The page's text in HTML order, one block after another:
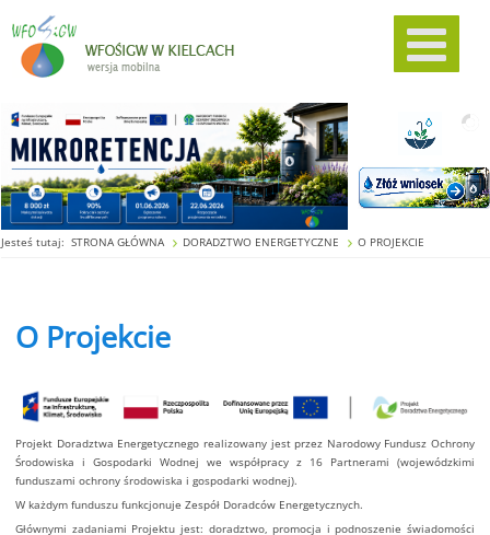
Jesteś tutaj: STRONA GŁÓWNA DORADZTWO ENERGETYCZNE O PROJEKCIE
O Projekcie
Projekt Doradztwa Energetycznego realizowany jest przez Narodowy Fundusz Ochrony
Środowiska i Gospodarki Wodnej we współpracy z 16 Partnerami (wojewódzkimi
funduszami ochrony środowiska i gospodarki wodnej).
W każdym funduszu funkcjonuje Zespół Doradców Energetycznych.
Głównymi zadaniami Projektu jest: doradztwo, promocja i podnoszenie świadomości